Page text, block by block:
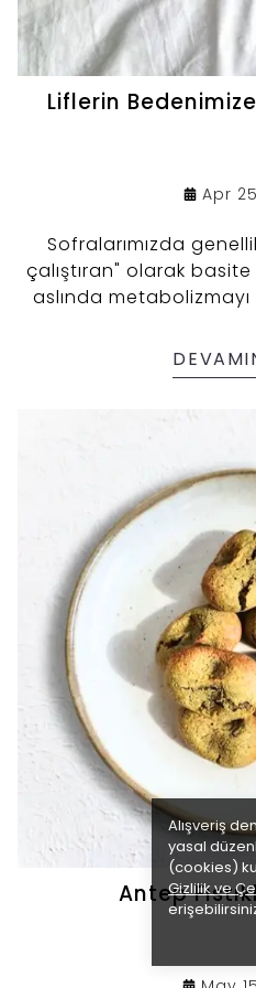
Alışveriş
yasal
(cookies)
Gizlilik ve
Liflerin
Apr
Sofralarımızda
çalıştıran" olarak
aslında
Bugün, bilimsel veriler
mutfakların yeni
muz ununun
yönetebileceğine
Antep